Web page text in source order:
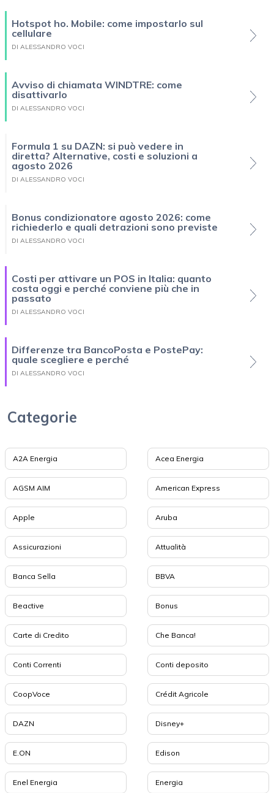
Hotspot ho. Mobile: come impostarlo sul
cellulare
DI ALESSANDRO VOCI
Avviso di chiamata WINDTRE: come
disattivarlo
DI ALESSANDRO VOCI
Formula 1 su DAZN: si può vedere in
diretta? Alternative, costi e soluzioni a
agosto 2026
DI ALESSANDRO VOCI
Bonus condizionatore agosto 2026: come
richiederlo e quali detrazioni sono previste
DI ALESSANDRO VOCI
Costi per attivare un POS in Italia: quanto
costa oggi e perché conviene più che in
passato
DI ALESSANDRO VOCI
Differenze tra BancoPosta e PostePay:
quale scegliere e perché
DI ALESSANDRO VOCI
Categorie
A2A Energia Acea Energia
AGSM AIM American Express
Apple Aruba
Assicurazioni Attualità
Banca Sella BBVA
Beactive Bonus
Carte di Credito Che Banca!
Conti Correnti Conti deposito
CoopVoce Crédit Agricole
DAZN Disney+
E.ON Edison
Enel Energia Energia